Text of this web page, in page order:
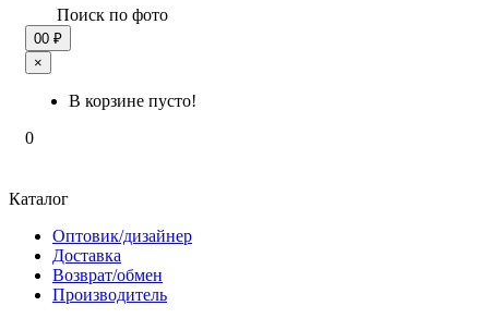
Поиск по фото
00 ₽
×
В корзине пусто!
0
Каталог
Оптовик/дизайнер
Доставка
Возврат/обмен
Производитель